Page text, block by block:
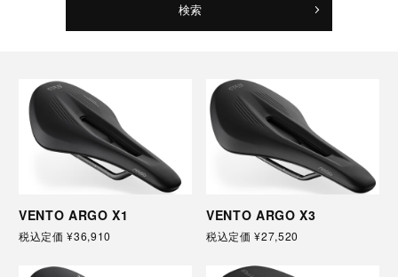
検索
VENTO ARGO X1
税込定価¥36,910
VENTO ARGO X3
税込定価¥27,520